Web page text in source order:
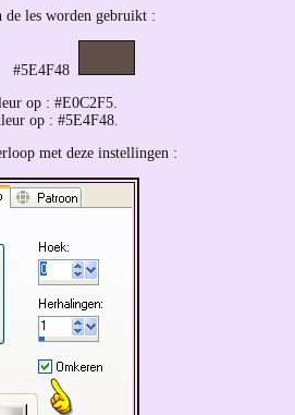
les worden gebruikt :
#5E4F48
op : #E0C2F5.
op : #5E4F48.
met deze instellingen :